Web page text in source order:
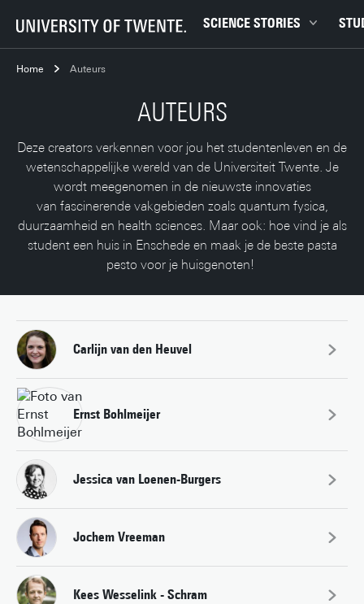
SCIENCE STORIES
Gedrag & samenleving
Gezondheid
Klimaat
Natuurkunde & materialen
Robotica
Veiligheid
Home Auteurs
AUTEURS
Deze creators verkennen voor jou het studentenleven en de
wetenschappelijke wereld van de Universiteit Twente. Je
wordt meegenomen in de nieuwste innovaties
van fascinerende vakgebieden zoals quantum fysica,
duurzaamheid en health sciences. Maar ook: hoe vind je als
student een huis in Enschede en maak je de beste pasta
pesto voor je huisgenoten!
Carlijn van den Heuvel
Ernst Bohlmeijer
Jessica van Loenen-Burgers
Jochem Vreeman
Kees Wesselink - Schram